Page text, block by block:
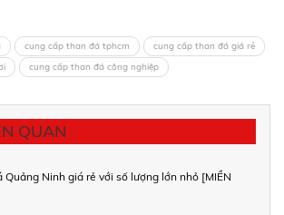
cung cấp than đá tphcm
cung cấp than đá giá rẻ
cung cấp than đá công nghiệp
QUAN
Quảng Ninh giá rẻ với số lượng lớn nhỏ [MIỀN